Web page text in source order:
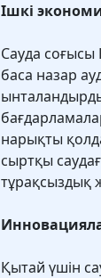
Ішкі
Сауда соғысы
баса назар
нарықты
сыртқы
тұрақсыздық
Қытай үшін